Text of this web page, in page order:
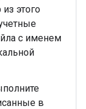
этого
с именем
в